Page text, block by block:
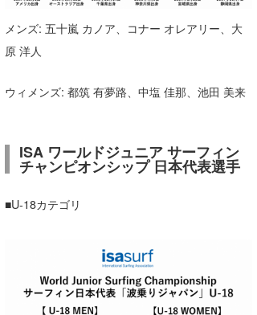
メンズ: 五十嵐 カノア、コナー オレアリー、大
原 洋人
ウィメンズ: 都筑 有夢路、中塩 佳那、池田 美来
ISA ワールドジュニア サーフィン
チャンピオンシップ 日本代表選手
■U-18カテゴリ